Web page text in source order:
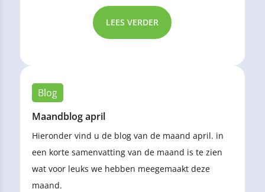
LEES VERDER
Blog
Maandblog april
Hieronder vind u de blog van de maand april. in
een korte samenvatting van de maand is te zien
wat voor leuks we hebben meegemaakt deze
maand.